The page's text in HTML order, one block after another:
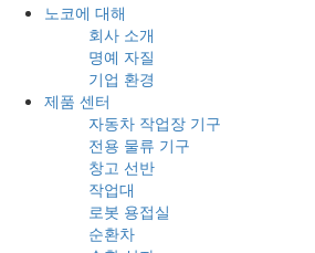
노코에 대해
회사 소개
명예 자질
기업 환경
제품 센터
자동차 작업장 기구
전용 물류 기구
창고 선반
작업대
로봇 용접실
순환차